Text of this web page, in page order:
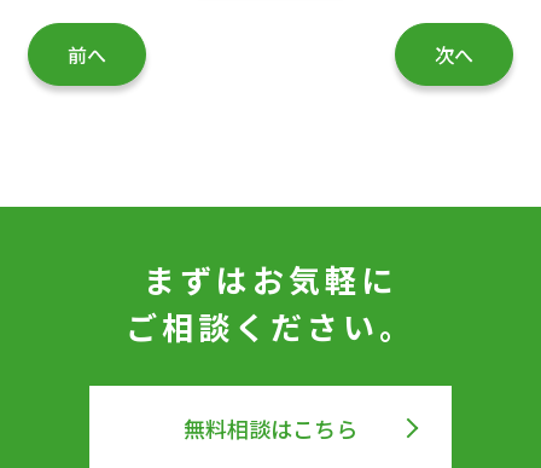
前へ 次へ
まずはお気軽に
ご相談ください。
無料相談はこちら